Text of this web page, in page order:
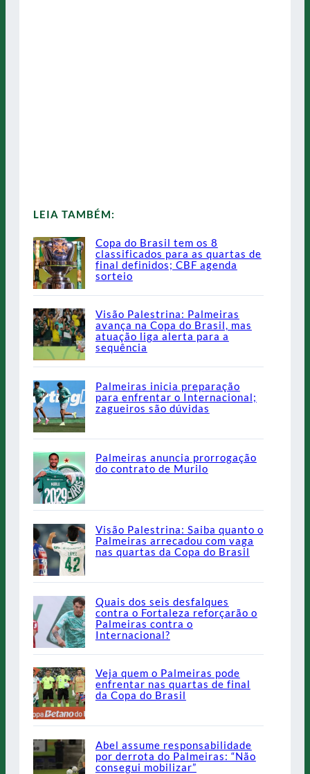
LEIA TAMBÉM:
Copa do Brasil tem os 8
classificados para as quartas de
final definidos; CBF agenda
sorteio
Visão Palestrina: Palmeiras
avança na Copa do Brasil, mas
atuação liga alerta para a
sequência
Palmeiras inicia preparação
para enfrentar o Internacional;
zagueiros são dúvidas
Palmeiras anuncia prorrogação
do contrato de Murilo
Visão Palestrina: Saiba quanto o
Palmeiras arrecadou com vaga
nas quartas da Copa do Brasil
Quais dos seis desfalques
contra o Fortaleza reforçarão o
Palmeiras contra o
Internacional?
Veja quem o Palmeiras pode
enfrentar nas quartas de final
da Copa do Brasil
Abel assume responsabilidade
por derrota do Palmeiras: “Não
consegui mobilizar”